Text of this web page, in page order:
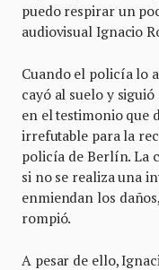
puedo respirar un
audiovisual Ignacio
Cuando el policía lo
cayó al suelo y
en el testimonio que
irrefutable para la
policía de Berlín. La
si no se realiza una
enmiendan los
rompió.
A pesar de ello,